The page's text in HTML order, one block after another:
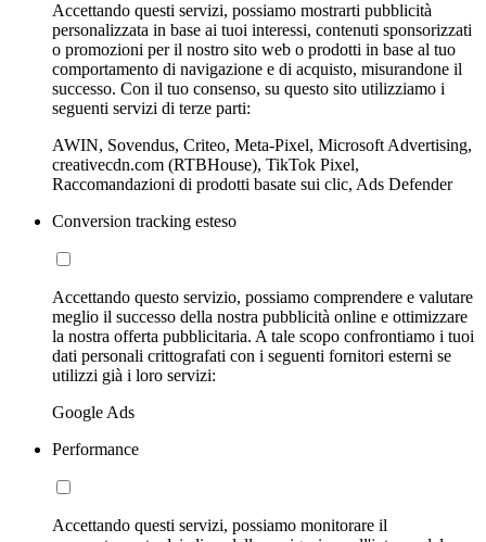
Accettando questi servizi, possiamo mostrarti pubblicità
personalizzata in base ai tuoi interessi, contenuti sponsorizzati
o promozioni per il nostro sito web o prodotti in base al tuo
comportamento di navigazione e di acquisto, misurandone il
successo. Con il tuo consenso, su questo sito utilizziamo i
seguenti servizi di terze parti:
AWIN, Sovendus, Criteo, Meta-Pixel, Microsoft Advertising,
creativecdn.com (RTBHouse), TikTok Pixel,
Raccomandazioni di prodotti basate sui clic, Ads Defender
Conversion tracking esteso
Accettando questo servizio, possiamo comprendere e valutare
meglio il successo della nostra pubblicità online e ottimizzare
la nostra offerta pubblicitaria. A tale scopo confrontiamo i tuoi
dati personali crittografati con i seguenti fornitori esterni se
utilizzi già i loro servizi:
Google Ads
Performance
Accettando questi servizi, possiamo monitorare il